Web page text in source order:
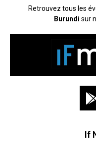
Retrouvez tous les
Burundi sur
If